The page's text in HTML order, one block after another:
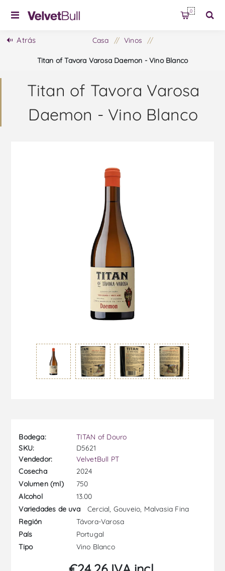
0
Atrás Casa / Vinos /
Titan of Tavora Varosa Daemon - Vino Blanco
Titan of Tavora Varosa
Daemon - Vino Blanco
Bodega:
TITAN of Douro
SKU:
D5621
Vendedor:
VelvetBull PT
Cosecha
2024
Volumen (ml)
750
Alcohol
13.00
Variedades de uva
Cercial, Gouveio, Malvasia Fina
Región
Távora-Varosa
País
Portugal
Tipo
Vino Blanco